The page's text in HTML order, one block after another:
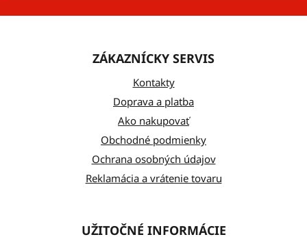
ZÁKAZNÍCKY SERVIS
Kontakty
Doprava a platba
Ako nakupovať
Obchodné podmienky
Ochrana osobných údajov
Reklamácia a vrátenie tovaru
UŽITOČNÉ INFORMÁCIE